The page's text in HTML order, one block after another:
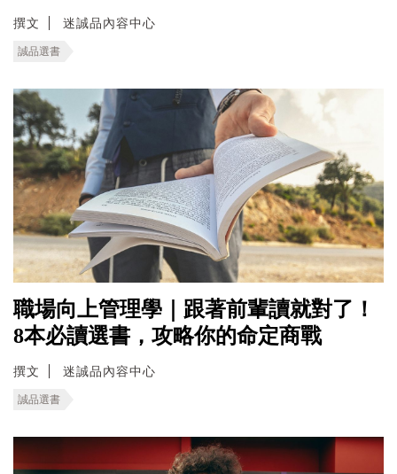
撰文 迷誠品內容中心
誠品選書
職場向上管理學｜跟著前輩讀就對了！
8本必讀選書，攻略你的命定商戰
撰文 迷誠品內容中心
誠品選書